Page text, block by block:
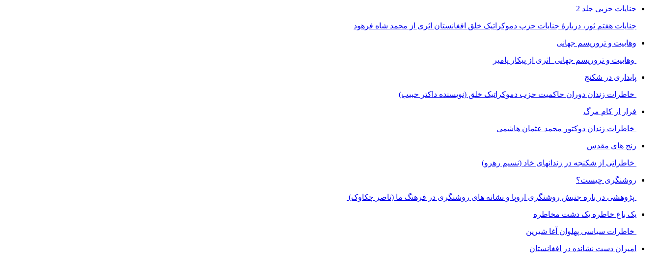
جنایات حزبی جلد 2
جنایات هفتم ثور، دربارۀ جنایات حزب دموکراتیک خلق افغانستان اثری از محمد شاه فرهود
وهابیت و تروریسم جهانی
وهابیت و تروریسم جهانی اثری از پیکار پامیر
پایداری در شکنج
خاطرات زندان دوران حاکمیت حزب دموکراتیک خلق (نویسنده داکتر حبیب)
فرار از کام مرگ
خاطرات زندان دوکتور محمد عثمان هاشمی
رنج های مقدس
خاطراتی از شکنجه در زندانهای خاد (نسیم رهرو)
روشنگری چیست؟
پژوهشی در باره جنبش روشنگری اروپا و نشانه های روشنگری در فرهنگ ما (ناصر چکاوک)
یک باغ خاطره یک دشت مخاطره
خاطرات سیاسی پهلوان آغا شیرین
امیران دست نشانده در افغانستان